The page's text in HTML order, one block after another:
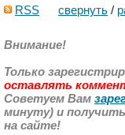
RSS свернуть /
Внимание!
Только
оставлять
Советуем Вам
минуту) и
на сайте!